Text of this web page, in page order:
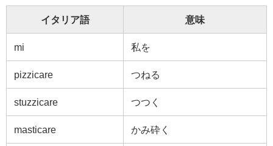
イタリア語 意味
mi 私を
pizzicare つねる
stuzzicare つつく
masticare かみ砕く